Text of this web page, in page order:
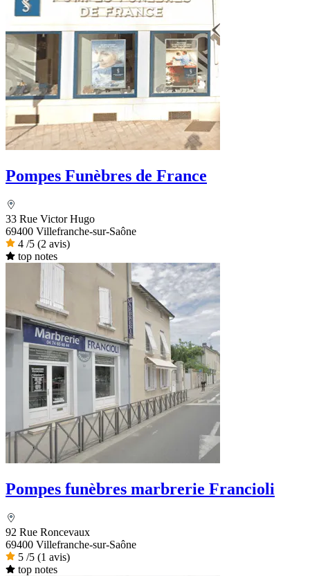
Pompes Funèbres de France
33 Rue Victor Hugo
69400 Villefranche-sur-Saône
4 /5 (2 avis)
top notes
Pompes funèbres marbrerie Francioli
92 Rue Roncevaux
69400 Villefranche-sur-Saône
5 /5 (1 avis)
top notes